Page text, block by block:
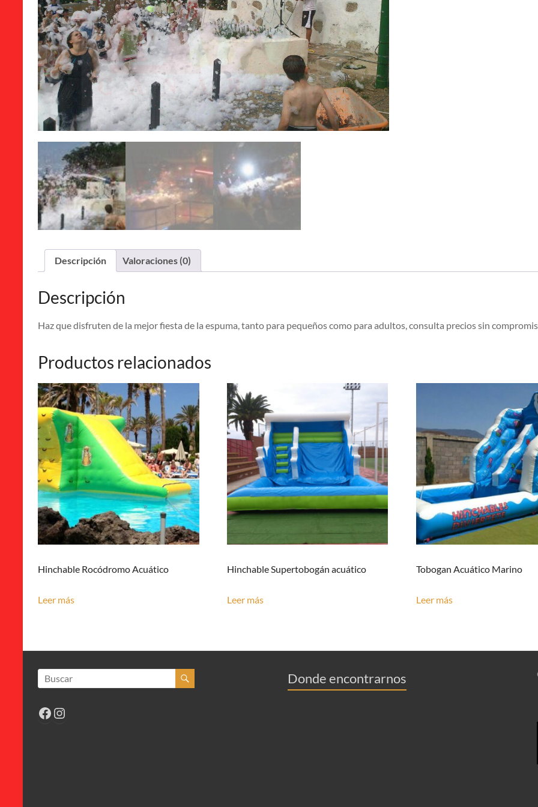
Descripción Valoraciones (0)
Descripción
Haz que disfruten de la mejor fiesta de la espuma, tanto para pequeños como para adultos, consulta precios sin
Productos relacionados
Hinchable Rocódromo Acuático
Leer más
Hinchable Supertobogán acuático
Leer más
Tobogan Acuático Marino
Leer más
Facebook
Instagram
Donde encontrarnos